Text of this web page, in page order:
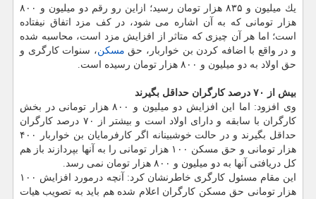
یك میلیون و ۸۳۵ هزار تومان رسید؛ ازاین رو رقم دو میلیون و ۸۰۰
هزار تومانی كه به آن اشاره می شود، در كف مزد اتفاق نیفتاده
است؛ اما هر آن چیزی كه متاثر از افزایش مزد است، محاسبه شده
و در واقع با اضافه كردن بن خواربار، حق مسكن، سنوات كارگری و
حق اولاد به دو میلیون و ۸۰۰ هزار تومان رسیده است.
بیش از ۷۰ درصد كارگران حداقل بگیرند
وی افزود: اما این افزایش دو میلیون و ۸۰۰ هزار تومانی در بخش
كارگران با سابقه و دارای اولاد است و بیشتر از ۷۰ درصد كارگران
حداقل بگیرند و در حالت خوشبینانه اگر كارفرمایان بن خواربار ۴۰۰
هزار تومانی و حق مسكن ۱۰۰ هزار تومانی را به آنها بپردازند باز هم
كل دریافتی آنها به دو میلیون و ۸۰۰ هزار تومان نمی رسد.
این مقام مسئول كارگری خاطرنشان كرد: آنچه درمورد افزایش ۱۰۰
هزار تومانی حق مسكن كارگران اعلام شده هم باید به تصویب هیات